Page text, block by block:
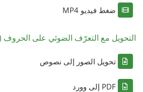
ضغط فيديو MP4
التحويل مع التعرّف الضوئي على الحروف (OCR)
تحويل الصور إلى نصوص
PDF إلى وورد